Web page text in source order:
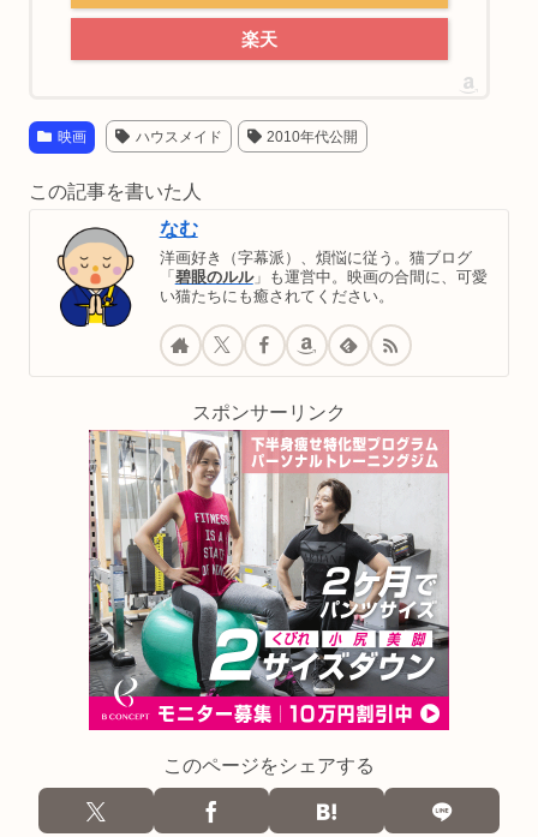
楽天
映画 ハウスメイド 2010年代公開
この記事を書いた人
なむ
洋画好き（字幕派）、煩悩に従う。猫ブログ
「 碧眼のルル」も運営中。映画の合間に、可愛
い猫たちにも癒されてください。
スポンサーリンク
このページをシェアする